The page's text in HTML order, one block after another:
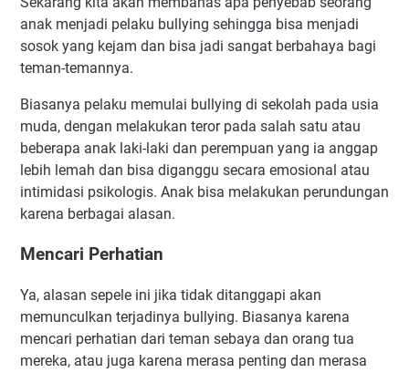
anak menjadi pelaku bullying sehingga bisa menjadi
sosok yang kejam dan bisa jadi sangat berbahaya bagi
teman-temannya.
Biasanya pelaku memulai bullying di sekolah pada usia
muda, dengan melakukan teror pada salah satu atau
beberapa anak laki-laki dan perempuan yang ia anggap
lebih lemah dan bisa diganggu secara emosional atau
intimidasi psikologis. Anak bisa melakukan perundungan
karena berbagai alasan.
Mencari Perhatian
Ya, alasan sepele ini jika tidak ditanggapi akan
memunculkan terjadinya bullying. Biasanya karena
mencari perhatian dari teman sebaya dan orang tua
mereka, atau juga karena merasa penting dan merasa